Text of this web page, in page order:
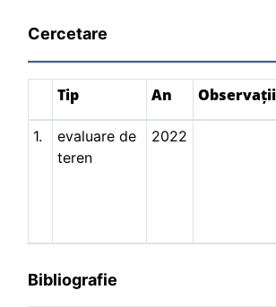
Cercetare
Tip An Observații
1.
evaluare de
teren
2022
Bibliografie